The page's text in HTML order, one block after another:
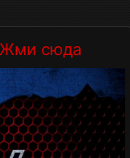
Жми сюда